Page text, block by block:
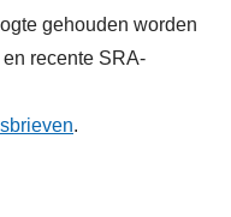
gehouden worden
recente SRA-
.